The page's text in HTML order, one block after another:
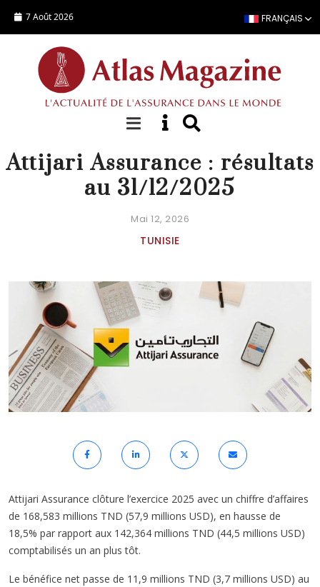
7 Août 2026 FRANÇAIS
ACTUALITÉ
Attijari Assurance : résultats
au 31/12/2025
Mai 12, 2026
TUNISIE
Attijari Assurance clôture l’exercice 2025 avec un chiffre d’affaires
de 168,583 millions TND (57,9 millions USD), en hausse de
18,5% par rapport aux 142,364 millions TND (44,5 millions USD)
comptabilisés un an plus tôt.
Le bénéfice net passe de 11,9 millions TND (3,7 millions USD) au